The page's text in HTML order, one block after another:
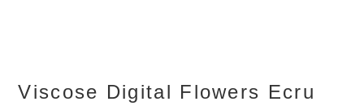
Viscose Digital Flowers Ecru